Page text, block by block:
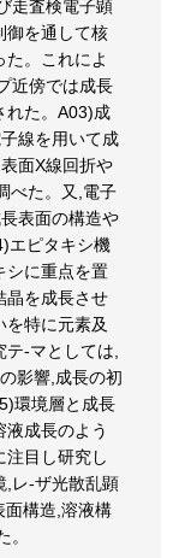
走査検電子顕
御を通して核
。これによ
近傍では成長
れた。A03)成
線を用いて成
面X線回折や
べた。又,電子
表面の構造や
エピタキシ機
シに重点を置
晶を成長させ
を特に元素及
-マとしては,
影響,成長の初
環境層と成長
成長のよう
注目し研究し
,レ-ザ光散乱顕
面構造,溶液構